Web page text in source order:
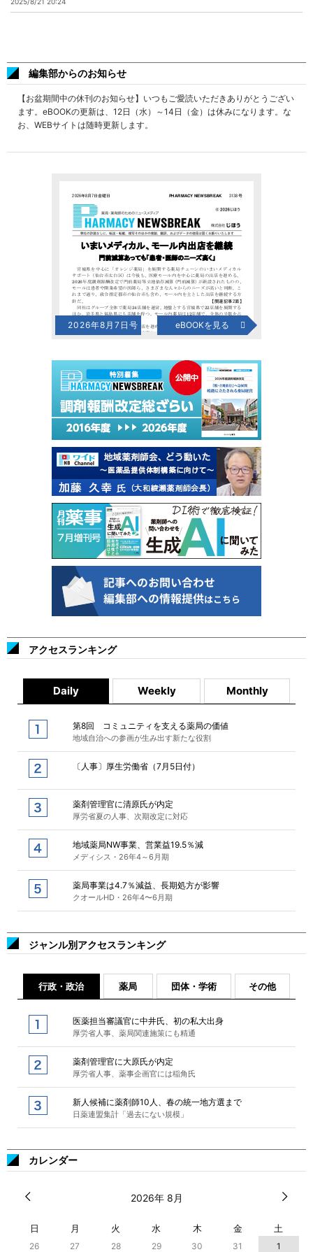
編集部からのお知らせ
【お盆期間中の休刊のお知らせ】いつもご愛読いただきありがとうござい
ます。eBOOKの更新は、12日（水）～14日（金）は休みになります。な
お、WEBサイトは随時更新します。
2026年8月7日号 eBOOKを見る
アクセスランキング
Daily Weekly Monthly
第8回 コミュニティを支える薬局の価値
地域自治への参画が生み出す新たな役割
〔人事〕厚生労働省（7月5日付）
薬剤管理官に清原氏が内定
厚労省夏の人事、次期改定に対応
地域薬局NW事業、営業益19.5％減
メディシス・26年4～6月期
薬局事業は4.7％減益、長期処方が影響
クオールHD・26年4〜6月期
ジャンル別アクセスランキング
行政・政治 薬局 団体・学術 その他
医薬担当審議官に中井氏、初の私大出身
厚労省人事、薬局関連施策にも精通
薬剤管理官に大原氏が内定
厚労省人事、薬事企画官には稲角氏
新人候補に薬剤師10人、春の統一地方選まで
日薬連盟集計「過去にない規模」
カレンダー
2026年 8月
日 月 火 水 木 金 土
26 27 28 29 30 31
1